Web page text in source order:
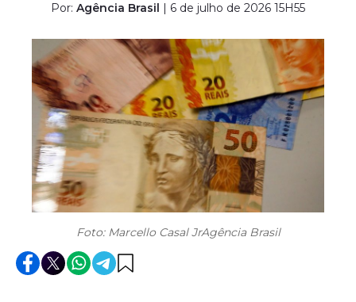
Por: Agência Brasil | 6 de julho de 2026 15H55
Foto: Marcello Casal JrAgência Brasil